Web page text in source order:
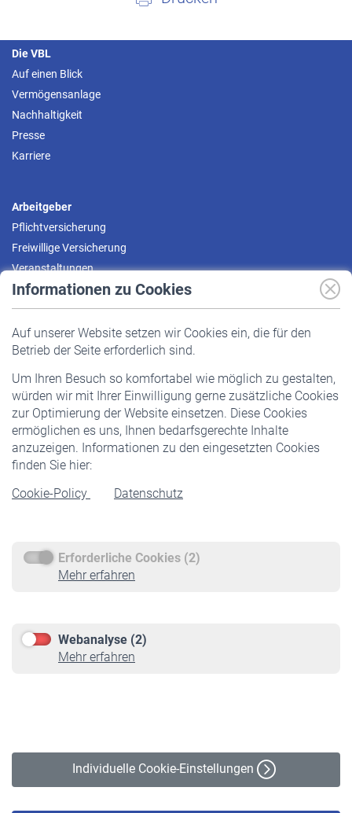
Informationen zu Cookies
Auf unserer Website setzen wir Cookies ein, die für den
Betrieb der Seite erforderlich sind.
Um Ihren Besuch so komfortabel wie möglich zu gestalten,
würden wir mit Ihrer Einwilligung gerne zusätzliche Cookies
zur Optimierung der Website einsetzen. Diese Cookies
ermöglichen es uns, Ihnen bedarfsgerechte Inhalte
anzuzeigen. Informationen zu den eingesetzten Cookies
finden Sie hier:
Cookie-Policy
Datenschutz
Erforderliche Cookies (2)
Mehr erfahren
Webanalyse (2)
Mehr erfahren
Individuelle Cookie-Einstellungen
Die VBL
Auf einen Blick
Vermögensanlage
Nachhaltigkeit
Presse
Karriere
Arbeitgeber
Pflichtversicherung
Freiwillige Versicherung
Veranstaltungen
Pflichtversicherung
Staatliche Förderung
Veranstaltungen
Rentner
Rentenbeginn
Rente beantragen
Service
Informationen
Online-Rechner
VBLnewsletter
Erklärung zur Barrierefreiheit